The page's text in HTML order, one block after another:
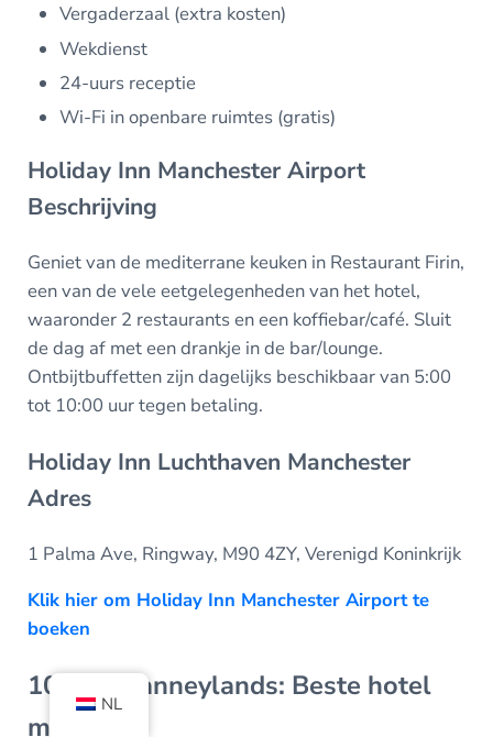
Vergaderzaal (extra kosten)
Wekdienst
24-uurs receptie
Wi-Fi in openbare ruimtes (gratis)
Holiday Inn Manchester Airport
Beschrijving
Geniet van de mediterrane keuken in Restaurant Firin,
een van de vele eetgelegenheden van het hotel,
waaronder 2 restaurants en een koffiebar/café. Sluit
de dag af met een drankje in de bar/lounge.
Ontbijtbuffetten zijn dagelijks beschikbaar van 5:00
tot 10:00 uur tegen betaling.
Holiday Inn Luchthaven Manchester
Adres
1 Palma Ave, Ringway, M90 4ZY, Verenigd Koninkrijk
Klik hier om Holiday Inn Manchester Airport te
boeken
10. De Stanneylands: Beste hotel
met spa
NL